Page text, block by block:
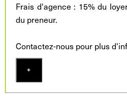
Frais d'agence : 15% du
du preneur.
Contactez-nous pour plus
+